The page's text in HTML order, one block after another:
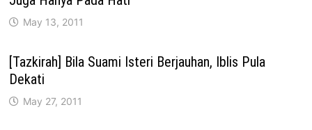
May 13, 2011
[Tazkirah] Bila Suami Isteri Berjauhan, Iblis Pula
Dekati
May 27, 2011